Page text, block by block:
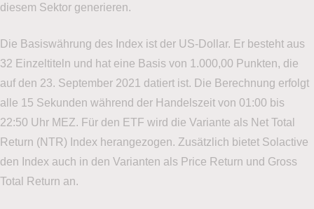
diesem Sektor generieren.
Die Basiswährung des Index ist der US-Dollar. Er besteht aus
32 Einzeltiteln und hat eine Basis von 1.000,00 Punkten, die
auf den 23. September 2021 datiert ist. Die Berechnung erfolgt
alle 15 Sekunden während der Handelszeit von 01:00 bis
22:50 Uhr MEZ. Für den ETF wird die Variante als Net Total
Return (NTR) Index herangezogen. Zusätzlich bietet Solactive
den Index auch in den Varianten als Price Return und Gross
Total Return an.